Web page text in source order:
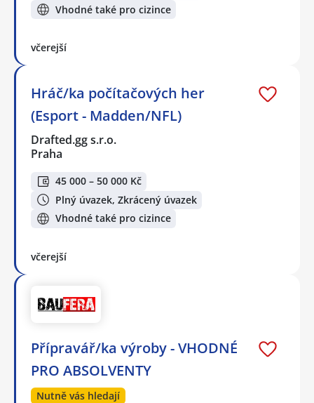
Vhodné také pro cizince
včerejší
Hráč/ka počítačových her
(Esport - Madden/NFL)
Drafted.gg s.r.o.
Praha
45 000 – 50 000 Kč
Plný úvazek, Zkrácený úvazek
Vhodné také pro cizince
včerejší
Přípravář/ka výroby - VHODNÉ
PRO ABSOLVENTY
Nutně vás hledají